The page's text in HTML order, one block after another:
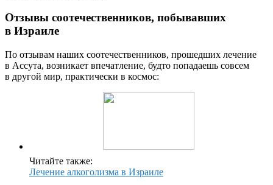
Отзывы соотечественников, побывавших
в Израиле
По отзывам наших соотечественников, прошедших лечение
в Ассута, возникает впечатление, будто попадаешь совсем
в другой мир, практически в космос:
Читайте также:
Лечение алкоголизма в Израиле